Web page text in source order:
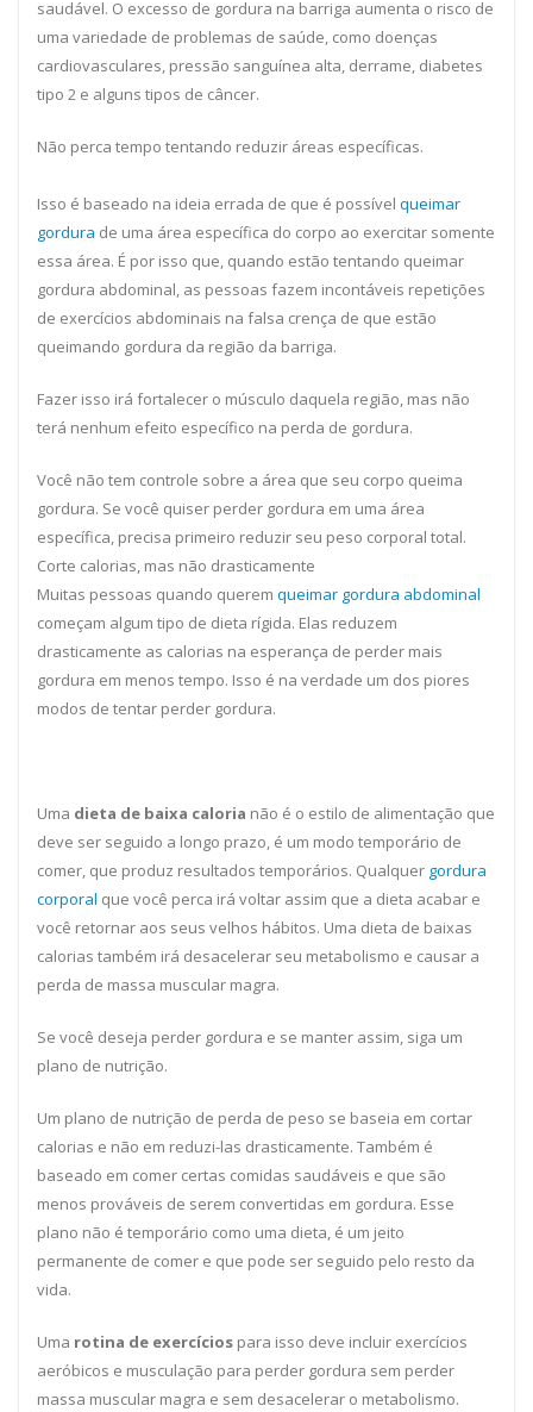
saudável. O excesso de gordura na barriga aumenta o risco de
uma variedade de problemas de saúde, como doenças
cardiovasculares, pressão sanguínea alta, derrame, diabetes
tipo 2 e alguns tipos de câncer.
Não perca tempo tentando reduzir áreas específicas.
Isso é baseado na ideia errada de que é possível queimar
gordura de uma área específica do corpo ao exercitar somente
essa área. É por isso que, quando estão tentando queimar
gordura abdominal, as pessoas fazem incontáveis repetições
de exercícios abdominais na falsa crença de que estão
queimando gordura da região da barriga.
Fazer isso irá fortalecer o músculo daquela região, mas não
terá nenhum efeito específico na perda de gordura.
Você não tem controle sobre a área que seu corpo queima
gordura. Se você quiser perder gordura em uma área
específica, precisa primeiro reduzir seu peso corporal total.
Corte calorias, mas não drasticamente
Muitas pessoas quando querem queimar gordura abdominal
começam algum tipo de dieta rígida. Elas reduzem
drasticamente as calorias na esperança de perder mais
gordura em menos tempo. Isso é na verdade um dos piores
modos de tentar perder gordura.
Uma dieta de baixa caloria não é o estilo de alimentação que
deve ser seguido a longo prazo, é um modo temporário de
comer, que produz resultados temporários. Qualquer gordura
corporal que você perca irá voltar assim que a dieta acabar e
você retornar aos seus velhos hábitos. Uma dieta de baixas
calorias também irá desacelerar seu metabolismo e causar a
perda de massa muscular magra.
Se você deseja perder gordura e se manter assim, siga um
plano de nutrição.
Um plano de nutrição de perda de peso se baseia em cortar
calorias e não em reduzi-las drasticamente. Também é
baseado em comer certas comidas saudáveis e que são
menos prováveis de serem convertidas em gordura. Esse
plano não é temporário como uma dieta, é um jeito
permanente de comer e que pode ser seguido pelo resto da
vida.
Uma rotina de exercícios para isso deve incluir exercícios
aeróbicos e musculação para perder gordura sem perder
massa muscular magra e sem desacelerar o metabolismo.